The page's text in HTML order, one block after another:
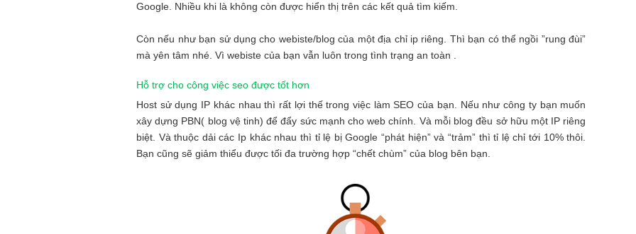
Google. Nhiều khi là không còn được hiển thị trên các kết quả tìm kiếm.
Còn nếu như bạn sử dụng cho webiste/blog của một địa chỉ ip riêng. Thì bạn có thể ngồi ”rung đùi”
mà yên tâm nhé. Vì webiste của bạn vẫn luôn trong tình trạng an toàn .
Hỗ trợ cho công việc seo được tốt hơn
Host sử dụng IP khác nhau thì rất lợi thế trong việc làm SEO của bạn. Nếu như công ty bạn muốn
xây dựng PBN( blog vệ tinh) để đẩy sức mạnh cho web chính. Và mỗi blog đều sở hữu một IP riêng
biệt. Và thuộc dải các Ip khác nhau thì tỉ lệ bị Google “phát hiện” và “trảm” thì tỉ lệ chỉ tới 10% thôi.
Bạn cũng sẽ giảm thiểu được tối đa trường hợp “chết chùm” của blog bên bạn.